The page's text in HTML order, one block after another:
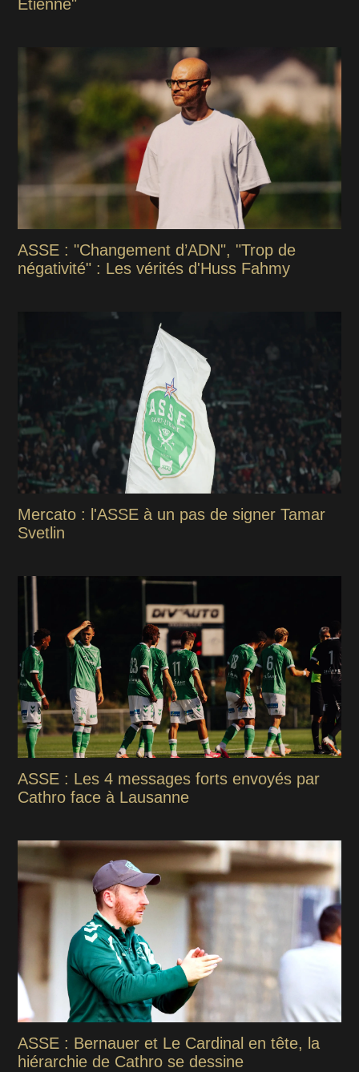
Étienne"
ASSE : "Changement d’ADN", "Trop de
négativité" : Les vérités d'Huss Fahmy
Mercato : l'ASSE à un pas de signer Tamar
Svetlin
ASSE : Les 4 messages forts envoyés par
Cathro face à Lausanne
ASSE : Bernauer et Le Cardinal en tête, la
hiérarchie de Cathro se dessine